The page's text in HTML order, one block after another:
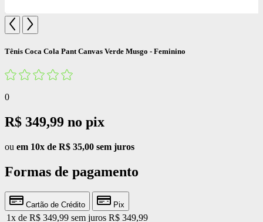
Tênis Coca Cola Pant Canvas Verde Musgo - Feminino
0
R$ 349,99 no pix
ou em 10x de R$ 35,00 sem juros
Formas de pagamento
Cartão de Crédito Pix
1x de R$ 349,99 sem juros R$ 349,99